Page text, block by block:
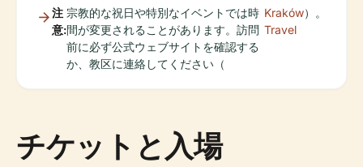
注
意:
宗教的な祝日や特別なイベントでは時
間が変更されることがあります。訪問
前に必ず公式ウェブサイトを確認する
か、教区に連絡してください（
Kraków
Travel
）。
チケットと入場